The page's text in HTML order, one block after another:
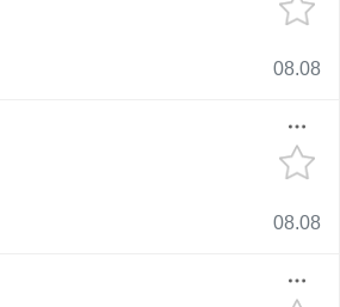
08.08
08.08